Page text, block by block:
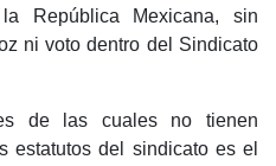
República Mexicana, sin
ni voto dentro del Sindicato
de las cuales no tienen
estatutos del sindicato es el